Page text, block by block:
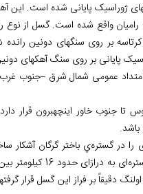
رامیان واقع شده است. گسل از
در گستره‌ي باختر گرگان آشکار
«يساقى» خوانده شد. اين گسل